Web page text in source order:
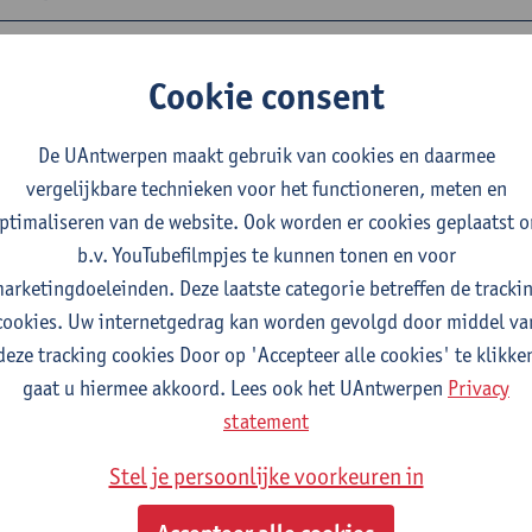
ondersteuning voor doctorandi
gedrag
welzijn
& tricks om aan je eigen welzijn en dat van anderen in je
te werken
sociaal en mentaal welzijn
informatie over psychologische ondersteuning,
gedrag, ...
Cookie consent
De UAntwerpen maakt gebruik van cookies en daarmee
vergelijkbare technieken voor het functioneren, meten en
van de website. Ook worden er cookies geplaatst
b.v. YouTubefilmpjes te kunnen tonen en voor
Deze laatste categorie betreffen de
Uw internetgedrag kan worden gevolgd door middel
tracking cookies Door op 'Accepteer alle cookies' te
gaat u hiermee akkoord. Lees ook het UAntwerpen Privacy
statement
Stel je persoonlijke voorkeuren in